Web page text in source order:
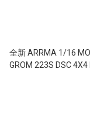
全新 ARRMA 1/16
GROM 223S DSC 4X4